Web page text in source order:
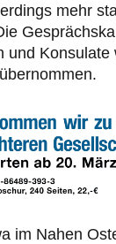
mehr
und Konsulate
im Nahen